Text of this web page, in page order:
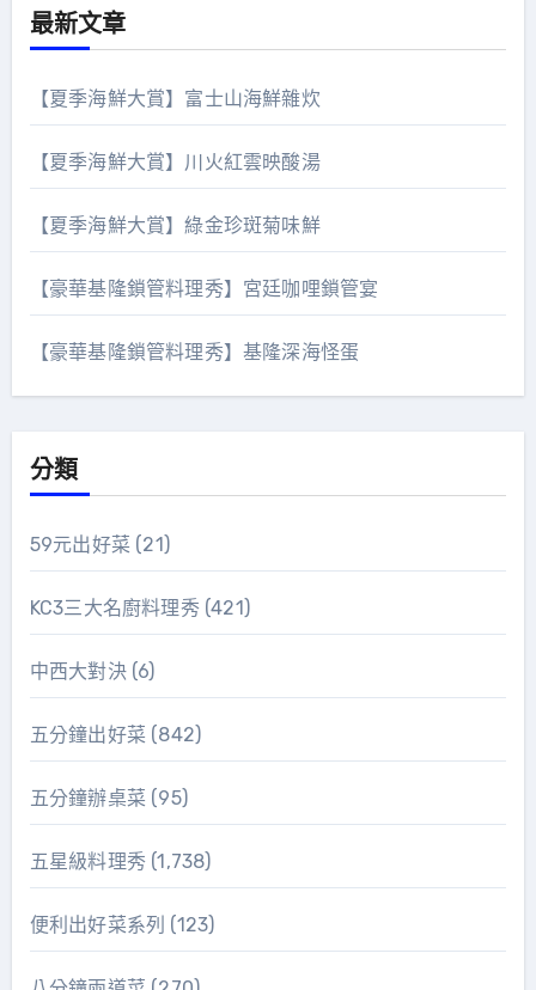
最新文章
【夏季海鮮大賞】富士山海鮮雜炊
【夏季海鮮大賞】川火紅雲映酸湯
【夏季海鮮大賞】綠金珍斑菊味鮮
【豪華基隆鎖管料理秀】宮廷咖哩鎖管宴
【豪華基隆鎖管料理秀】基隆深海怪蛋
分類
59元出好菜 (21)
KC3三大名廚料理秀(421)
中西大對決(6)
五分鐘出好菜 (842)
五分鐘辦桌菜 (95)
五星級料理秀(1,738)
便利出好菜系列 (123)